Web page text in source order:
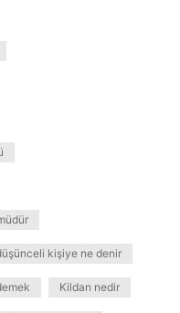
kişiye ne denir
Kildan nedir